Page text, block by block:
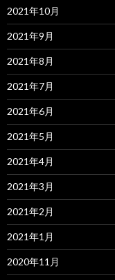
2021年10月
2021年9月
2021年8月
2021年7月
2021年6月
2021年5月
2021年4月
2021年3月
2021年2月
2021年1月
2020年11月